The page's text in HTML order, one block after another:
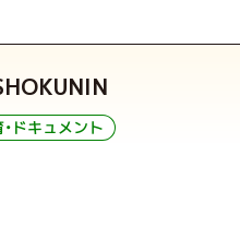
ドキュメント